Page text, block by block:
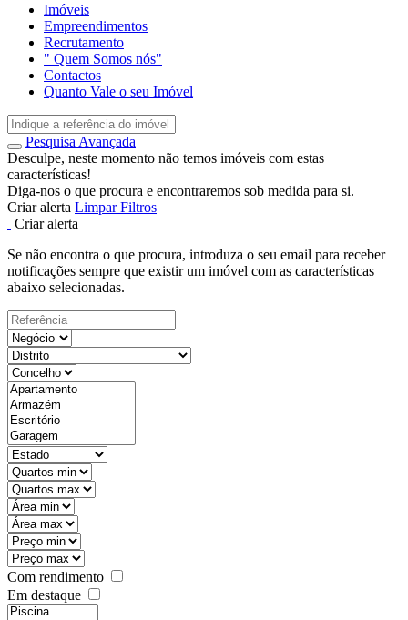
Imóveis
Empreendimentos
Recrutamento
" Quem Somos nós"
Contactos
Quanto Vale o seu Imóvel
Pesquisa Avançada
Desculpe, neste momento não temos imóveis com estas
características!
Diga-nos o que procura e encontraremos sob medida para si.
Criar alerta Limpar Filtros
Criar alerta
Se não encontra o que procura, introduza o seu email para receber
notificações sempre que existir um imóvel com as características
abaixo selecionadas.
Com rendimento
Em destaque